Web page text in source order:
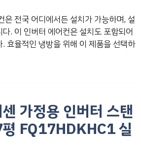
은 전국 어디에서든 설치가 가능하며, 설
. 이 인버터 에어컨은 설치도 포함되어
효율적인 냉방을 위해 이 제품을 선택하
가정용 인버터 스탠
FQ17HDKHC1 실